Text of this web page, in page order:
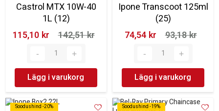
Castrol MTX 10W-40
1L (12)
115,10 kr‎
142,51 kr‎
Lägg i varukorg
Ipone Transcoot 125ml
(25)
74,54 kr‎
93,18 kr‎
Lägg i varukorg
Soodushind -20%
Soodushind -20%
Soodushind -19%
Soodushind -19%